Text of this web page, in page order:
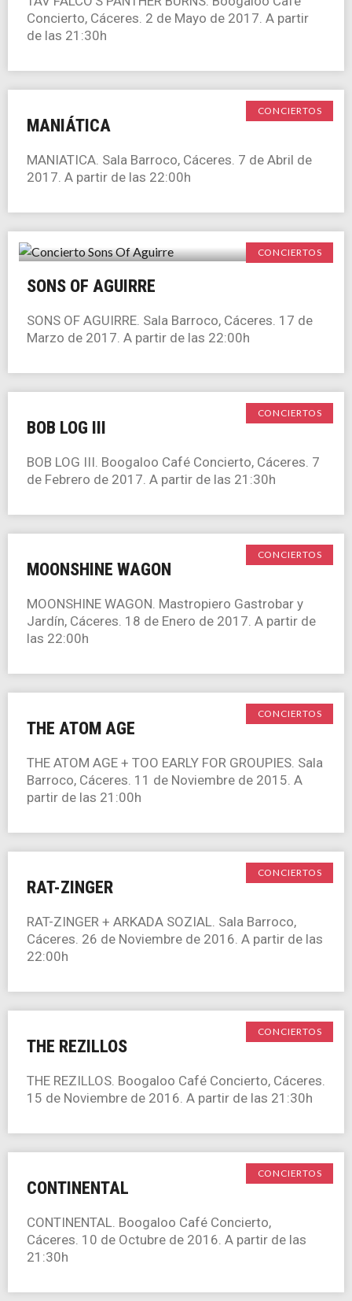
Concierto, Cáceres. 2 de Mayo de 2017. A partir
de las 21:30h
CONCIERTOS
MANIÁTICA
MANIATICA. Sala Barroco, Cáceres. 7 de Abril de
2017. A partir de las 22:00h
CONCIERTOS
SONS OF AGUIRRE
SONS OF AGUIRRE. Sala Barroco, Cáceres. 17 de
Marzo de 2017. A partir de las 22:00h
CONCIERTOS
BOB LOG III
BOB LOG III. Boogaloo Café Concierto, Cáceres. 7
de Febrero de 2017. A partir de las 21:30h
CONCIERTOS
MOONSHINE WAGON
MOONSHINE WAGON. Mastropiero Gastrobar y
Jardín, Cáceres. 18 de Enero de 2017. A partir de
las 22:00h
CONCIERTOS
THE ATOM AGE
THE ATOM AGE + TOO EARLY FOR GROUPIES. Sala
Barroco, Cáceres. 11 de Noviembre de 2015. A
partir de las 21:00h
CONCIERTOS
RAT-ZINGER
RAT-ZINGER + ARKADA SOZIAL. Sala Barroco,
Cáceres. 26 de Noviembre de 2016. A partir de las
22:00h
CONCIERTOS
THE REZILLOS
THE REZILLOS. Boogaloo Café Concierto, Cáceres.
15 de Noviembre de 2016. A partir de las 21:30h
CONCIERTOS
CONTINENTAL
CONTINENTAL. Boogaloo Café Concierto,
Cáceres. 10 de Octubre de 2016. A partir de las
21:30h